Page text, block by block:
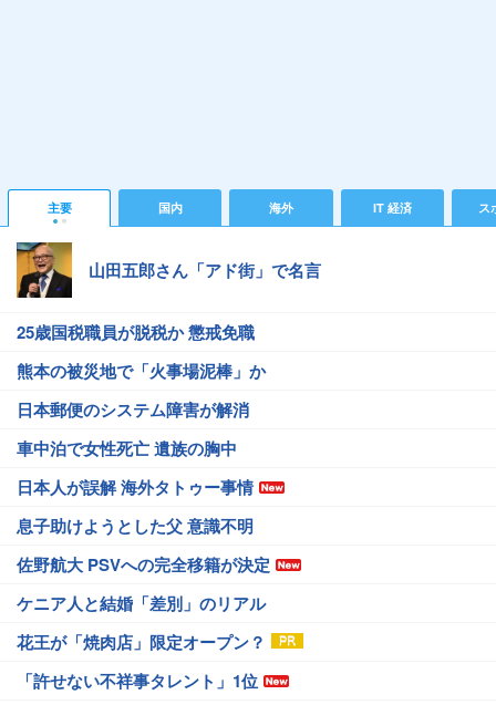
主要 国内 海外 IT 経済 ス
山田五郎さん「アド街」で名言
25歳国税職員が脱税か 懲戒免職
熊本の被災地で「火事場泥棒」か
日本郵便のシステム障害が解消
車中泊で女性死亡 遺族の胸中
日本人が誤解 海外タトゥー事情
息子助けようとした父 意識不明
佐野航大 PSVへの完全移籍が決定
ケニア人と結婚「差別」のリアル
花王が「焼肉店」限定オープン？
「許せない不祥事タレント」1位